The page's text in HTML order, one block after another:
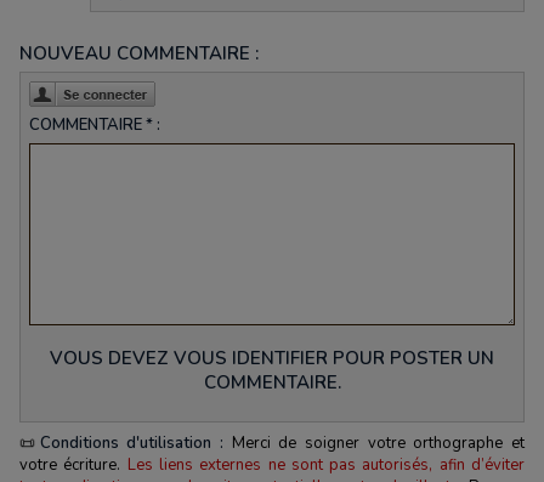
NOUVEAU COMMENTAIRE :
COMMENTAIRE * :
VOUS DEVEZ VOUS IDENTIFIER POUR POSTER UN
COMMENTAIRE.
📜 Conditions d'utilisation : Merci de soigner votre orthographe et
votre écriture. Les liens externes ne sont pas autorisés, afin d’éviter